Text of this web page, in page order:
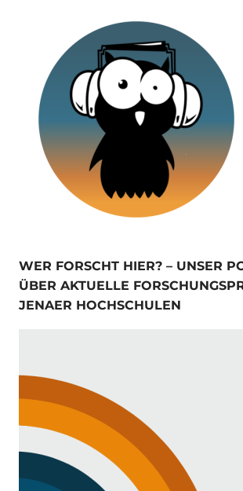
WER FORSCHT HIER? – UNSER
ÜBER AKTUELLE
JENAER HOCHSCHULEN